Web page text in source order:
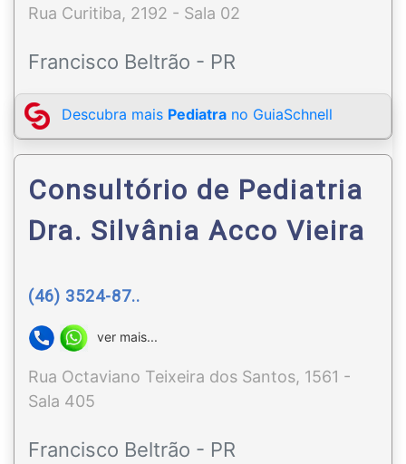
Rua Curitiba, 2192 - Sala 02
Francisco Beltrão - PR
Descubra mais Pediatra no GuiaSchnell
Consultório de Pediatria
Dra. Silvânia Acco Vieira
(46) 3524-87..
ver mais...
Rua Octaviano Teixeira dos Santos, 1561 -
Sala 405
Francisco Beltrão - PR